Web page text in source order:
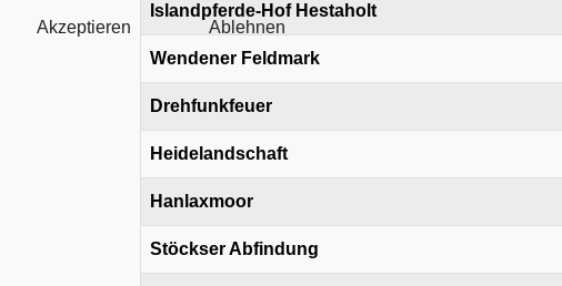
Islandpferde-Hof Hestaholt
Wendener Feldmark
Drehfunkfeuer
Heidelandschaft
Hanlaxmoor
Stöckser Abfindung
Akzeptieren
Ablehnen